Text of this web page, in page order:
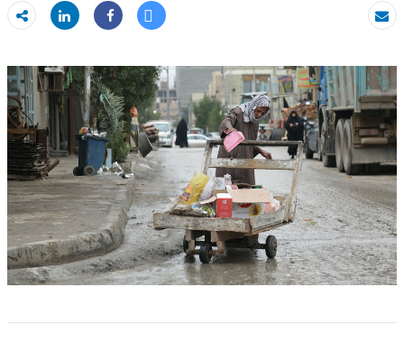
بريد الكتروني
Tweet
Share
Share